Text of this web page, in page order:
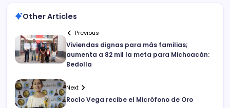
Other Articles
Previous
Viviendas dignas para más familias;
aumenta a 82 mil la meta para Michoacán:
Bedolla
Next
Rocío Vega recibe el Micrófono de Oro